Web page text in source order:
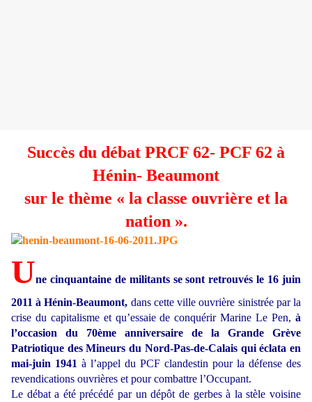
Succès du débat PRCF 62- PCF 62 à
Hénin- Beaumont
sur le thème « la classe ouvrière et la
nation ».
Une cinquantaine de militants se sont retrouvés le 16 juin
2011 à Hénin-Beaumont, dans cette ville ouvrière sinistrée par la
crise du capitalisme et qu’essaie de conquérir Marine Le Pen, à
l’occasion du 70ème anniversaire de la Grande Grève
Patriotique des Mineurs du Nord-Pas-de-Calais qui éclata en
mai-juin 1941 à l’appel du PCF clandestin pour la défense des
revendications ouvrières et pour combattre l’Occupant.
Le débat a été précédé par un dépôt de gerbes à la stèle voisine